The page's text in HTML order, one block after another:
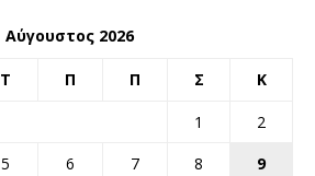
Αύγουστος 2026
Τ Π Π Σ Κ
1
2
5 6 7 8
9